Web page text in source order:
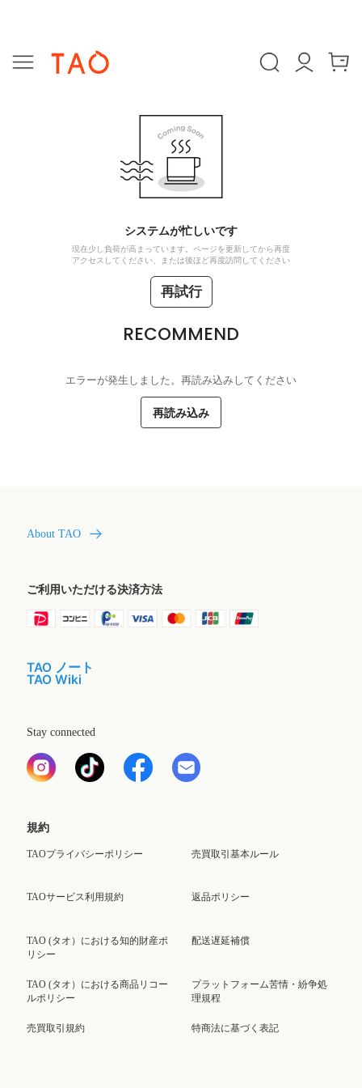
システムが忙しいです
現在少し負荷が高まっています。ページを更新してから再度
アクセスしてください、または後ほど再度訪問してください
再試行
RECOMMEND
エラーが発生しました。再読み込みしてください
再読み込み
About TAO
ご利用いただける決済方法
TAO ノート
TAO Wiki
Stay connected
規約
TAOプライバシーポリシー
TAOサービス利用規約
TAO (タオ）における知的財産ポ
リシー
TAO (タオ）における商品リコー
ルポリシー
売買取引規約
売買取引基本ルール
返品ポリシー
配送遅延補償
プラットフォーム苦情・紛争処
理規程
特商法に基づく表記